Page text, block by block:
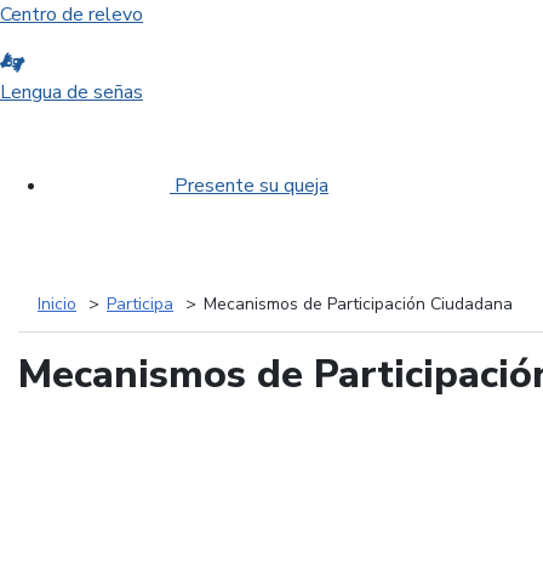
Centro de relevo
Lengua de señas
Presente su queja
Inicio Participa Mecanismos de Participación Ciudadana
Mecanismos de